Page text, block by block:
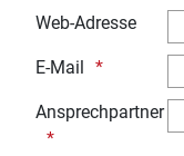
Web-Adresse
E-Mail
Ansprechpartner